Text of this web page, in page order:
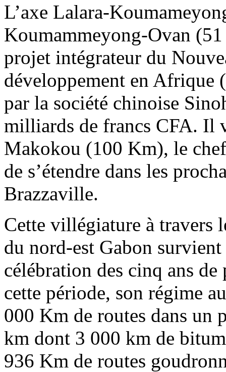
L’axe Lalara-
Koumammeyong-Ovan
projet intégrateur du
développement en
par la société chinoise
milliards de francs CFA. Il
Makokou (100 Km), le
de s’étendre dans les
Brazzaville.
Cette villégiature à travers
du nord-est Gabon
célébration des cinq ans
cette période, son régime
000 Km de routes dans un
km dont 3 000 km de
936 Km de routes